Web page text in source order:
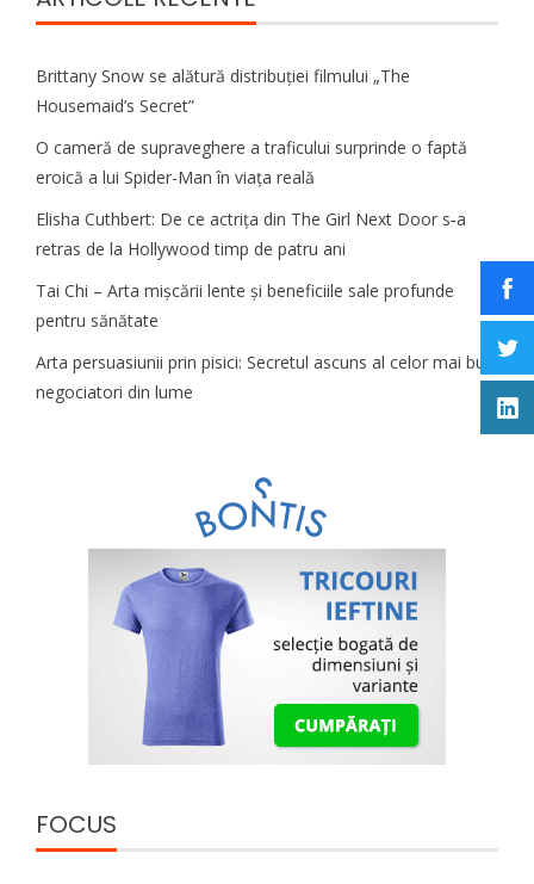
Brittany Snow se alătură distribuției filmului „The
Housemaid’s Secret”
O cameră de supraveghere a traficului surprinde o faptă
eroică a lui Spider-Man în viața reală
Elisha Cuthbert: De ce actrița din The Girl Next Door s‑a
retras de la Hollywood timp de patru ani
Tai Chi – Arta mișcării lente și beneficiile sale profunde
pentru sănătate
Arta persuasiunii prin pisici: Secretul ascuns al celor mai buni
negociatori din lume
FOCUS